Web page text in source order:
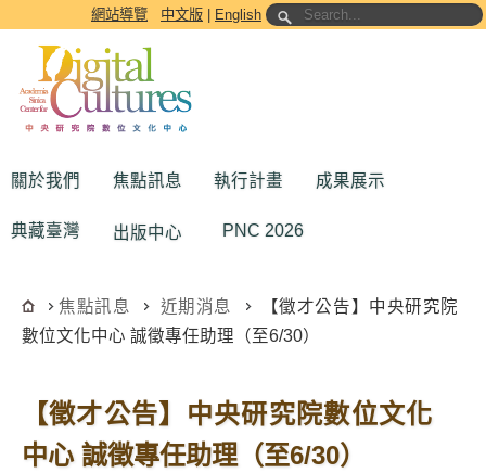
跳到主要內容區塊網站導覽 中文版 English
關於我們 焦點訊息 執行計畫 成果展示
典藏臺灣 出版中心 PNC 2026
焦點訊息 近期消息
【徵才公告】中央研究院
數位文化中心 誠徵專任助理（至6/30）
【徵才公告】中央研究院數位文化
中心 誠徵專任助理（至6/30）